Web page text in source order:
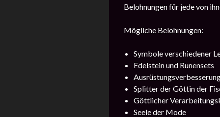
Belohnungen für jede von
Mögliche Belohnungen:
Symbole verschiedener
Edelstein und Runensets
Splitter der Göttin der
Göttlicher
Seele der Mode